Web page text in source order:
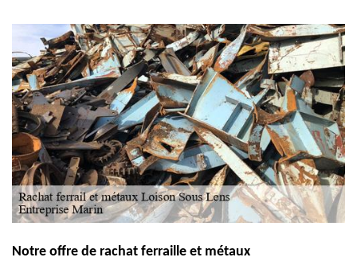
Notre offre de rachat ferraille et métaux